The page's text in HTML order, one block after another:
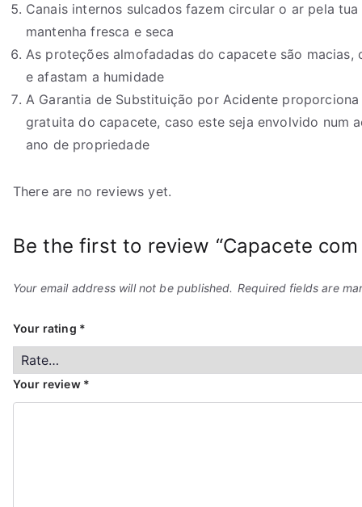
Canais internos sulcados fazem circular o ar pela
mantenha fresca e seca
As proteções almofadadas do capacete são macias,
e afastam a humidade
A Garantia de Substituição por Acidente
gratuita do capacete, caso este seja envolvido num
ano de propriedade
There are no reviews yet.
Be the first to review “Capacete com
Your email address will not be published. Required fields are
Your rating *
Your review *